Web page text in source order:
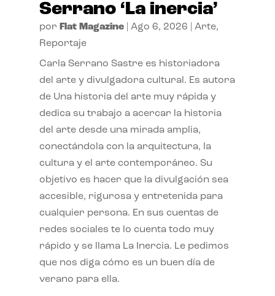
Serrano ‘La inercia’
por Flat Magazine| Ago 6, 2026 Arte,
Reportaje
Carla Serrano Sastre es historiadora
del arte y divulgadora cultural. Es autora
de Una historia del arte muy rápida y
dedica su trabajo a acercar la historia
del arte desde una mirada amplia,
conectándola con la arquitectura, la
cultura y el arte contemporáneo. Su
objetivo es hacer que la divulgación sea
accesible, rigurosa y entretenida para
cualquier persona. En sus cuentas de
redes sociales te lo cuenta todo muy
rápido y se llama La Inercia. Le pedimos
que nos diga cómo es un buen día de
verano para ella.